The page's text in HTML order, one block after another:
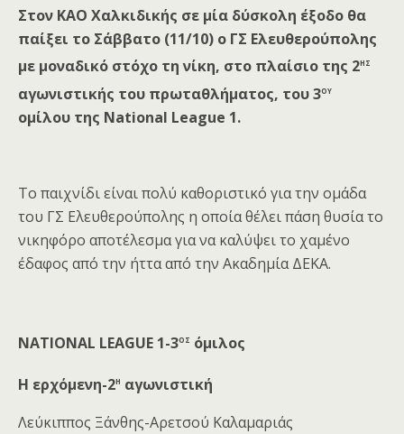
Στον ΚΑΟ Χαλκιδικής σε μία δύσκολη έξοδο θα
παίξει το Σάββατο (11/10) ο ΓΣ Ελευθερούπολης
με μοναδικό στόχο τη νίκη, στο πλαίσιο της 2ης
αγωνιστικής του πρωταθλήματος, του 3ου
ομίλου της National League 1.
Το παιχνίδι είναι πολύ καθοριστικό για την ομάδα
του ΓΣ Ελευθερούπολης η οποία θέλει πάση θυσία το
νικηφόρο αποτέλεσμα για να καλύψει το χαμένο
έδαφος από την ήττα από την Ακαδημία ΔΕΚΑ.
NATIONAL LEAGUE 1-3ος όμιλος
Η ερχόμενη-2η αγωνιστική
Λεύκιππος Ξάνθης-Αρετσού Καλαμαριάς